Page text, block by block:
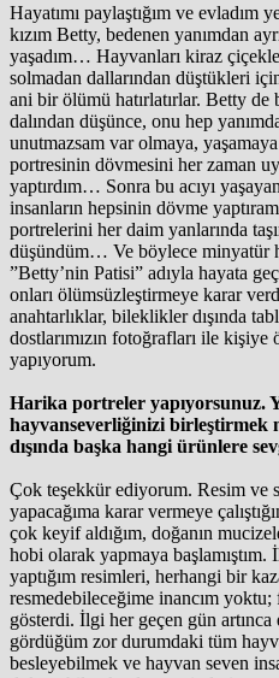
Hayatımı paylaştığım ve
kızım Betty, bedenen yanımdan
yaşadım… Hayvanları kiraz
solmadan dallarından düştükleri
ani bir ölümü hatırlatırlar. Betty
dalından düşünce, onu hep
unutmazsam var olmaya,
portresinin dövmesini her zaman
yaptırdım… Sonra bu acıyı
insanların hepsinin dövme
portrelerini her daim yanlarında
düşündüm… Ve böylece minyatür
”Betty’nin Patisi” adıyla hayata
onları ölümsüzleştirmeye karar
anahtarlıklar, bileklikler dışında
dostlarımızın fotoğrafları ile
yapıyorum.
Harika portreler yapıyorsunuz.
hayvanseverliğinizi birleştirmek
dışında başka hangi ürünlere
Çok teşekkür ediyorum. Resim ve
yapacağıma karar vermeye
çok keyif aldığım, doğanın
hobi olarak yapmaya
yaptığım resimleri, herhangi bir
resmedebileceğime inancım
gösterdi. İlgi her geçen gün
gördüğüm zor durumdaki tüm
besleyebilmek ve hayvan seven